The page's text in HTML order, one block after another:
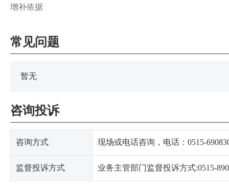
增补依据
常见问题
暂无
咨询投诉
咨询方式 现场或电话咨询，电话：0515-
监督投诉方式 业务主管部门监督投诉方式:0515-